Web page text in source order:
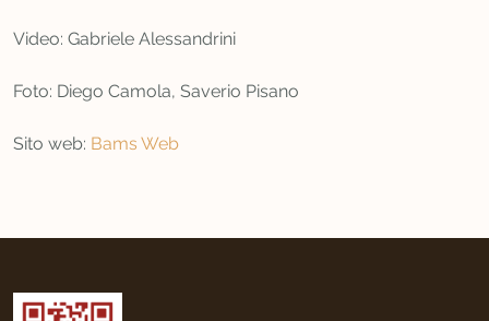
Video: Gabriele Alessandrini
Foto: Diego Camola, Saverio Pisano
Sito web: Bams Web